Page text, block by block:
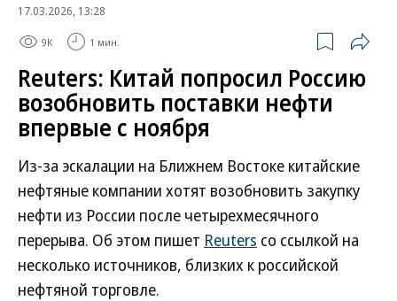
17.03.2026, 13:28
9K 1 мин.
Reuters: Китай попросил Россию
возобновить поставки нефти
впервые с ноября
Из-за эскалации на Ближнем Востоке китайские
нефтяные компании хотят возобновить закупку
нефти из России после четырехмесячного
перерыва. Об этом пишет Reuters со ссылкой на
несколько источников, близких к российской
нефтяной торговле.